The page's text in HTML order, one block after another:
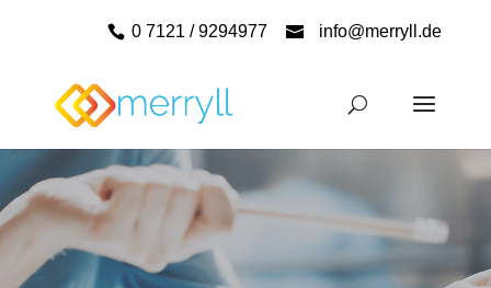
0 7121 / 9294977 info@merryll.de